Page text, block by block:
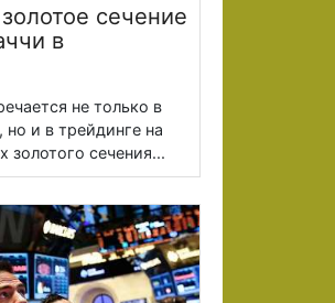
сечение
в
не только в
но и в трейдинге на
золотого сечения...